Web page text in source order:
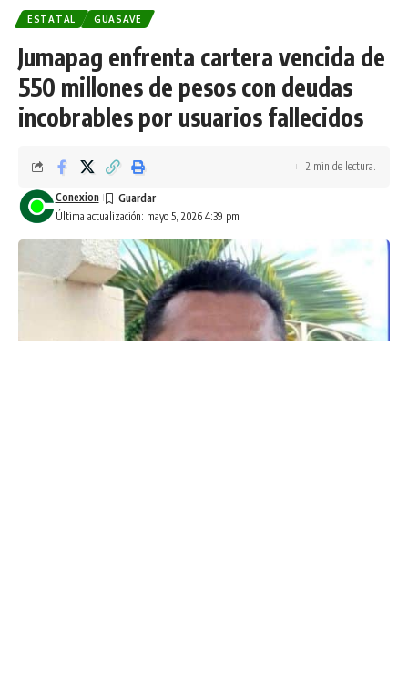
ESTATAL GUASAVE
Jumapag enfrenta cartera vencida de
550 millones de pesos con deudas
incobrables por usuarios fallecidos
Última actualización: mayo 5, 2026 4:39 pm
Conexion
2 min de lectura.